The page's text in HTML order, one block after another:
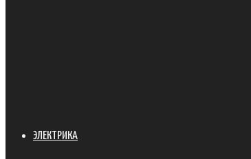
ЭЛЕКТРИКА